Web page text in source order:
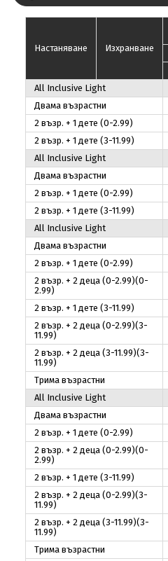
Настаняване Изхранване
Аll Inclusive Light
Двама възрастни
2 възр. + 1 дете (0-2.99)
2 възр. + 1 дете (3-11.99)
Аll Inclusive Light
Двама възрастни
2 възр. + 1 дете (0-2.99)
2 възр. + 1 дете (3-11.99)
Аll Inclusive Light
Двама възрастни
2 възр. + 1 дете (0-2.99)
2 възр. + 2 деца (0-2.99)(0-
2.99)
2 възр. + 1 дете (3-11.99)
2 възр. + 2 деца (0-2.99)(3-
11.99)
2 възр. + 2 деца (3-11.99)(3-
11.99)
Трима възрастни
Аll Inclusive Light
Двама възрастни
2 възр. + 1 дете (0-2.99)
2 възр. + 2 деца (0-2.99)(0-
2.99)
2 възр. + 1 дете (3-11.99)
2 възр. + 2 деца (0-2.99)(3-
11.99)
2 възр. + 2 деца (3-11.99)(3-
11.99)
Трима възрастни